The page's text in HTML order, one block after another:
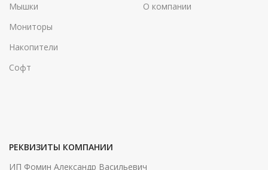
Мышки
Мониторы
Накопители
Софт
О компании
РЕКВИЗИТЫ КОМПАНИИ
ИП Фомин Александр Васильевич